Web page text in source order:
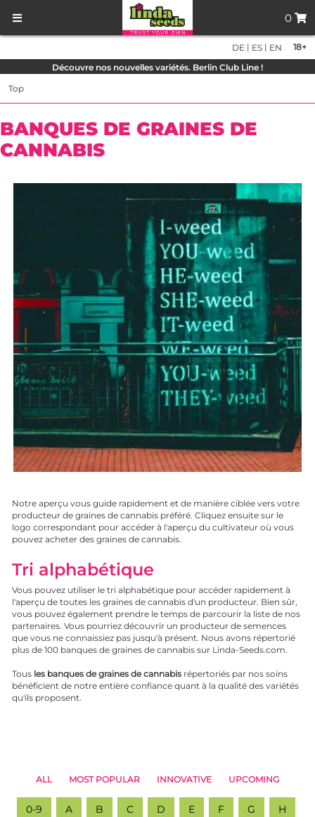
0
18+
DE | ES | EN
Découvre nos nouvelles variétés. Berlin Club Line !
Top
BANQUES DE GRAINES DE
CANNABIS
Notre aperçu vous guide rapidement et de manière ciblée vers votre
producteur de graines de cannabis préféré. Cliquez ensuite sur le
logo correspondant pour accéder à l'aperçu du cultivateur où vous
pouvez acheter des graines de cannabis.
Tri alphabétique
Vous pouvez utiliser le tri alphabétique pour accéder rapidement à
l'aperçu de toutes les graines de cannabis d'un producteur. Bien sûr,
vous pouvez également prendre le temps de parcourir la liste de nos
partenaires. Vous pourriez découvrir un producteur de semences
que vous ne connaissiez pas jusqu'à présent. Nous avons répertorié
plus de 100 banques de graines de cannabis sur Linda-Seeds.com.
Tous les banques de graines de cannabis répertoriés par nos soins
bénéficient de notre entière confiance quant à la qualité des variétés
qu'ils proposent.
ALL MOST POPULAR INNOVATIVE UPCOMING
0-9 A B C D E F G H